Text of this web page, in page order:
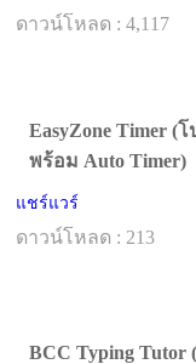
ดาวน์โหลด : 4,117
EasyZone Timer (
พร้อม Auto Timer)
แชร์แวร์
ดาวน์โหลด : 213
BCC Typing